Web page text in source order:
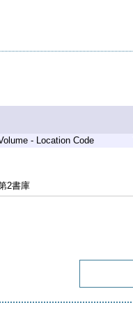
- Location Code
2書庫